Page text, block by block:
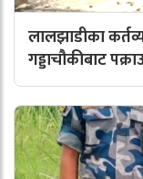
लालझाडीका
गड्डाचौकीबाट